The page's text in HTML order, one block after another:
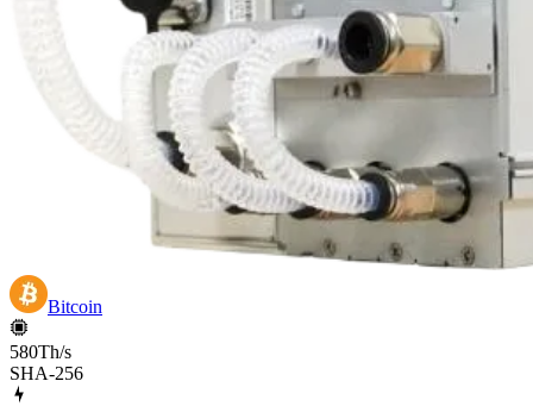
Bitcoin
580Th/s
SHA-256